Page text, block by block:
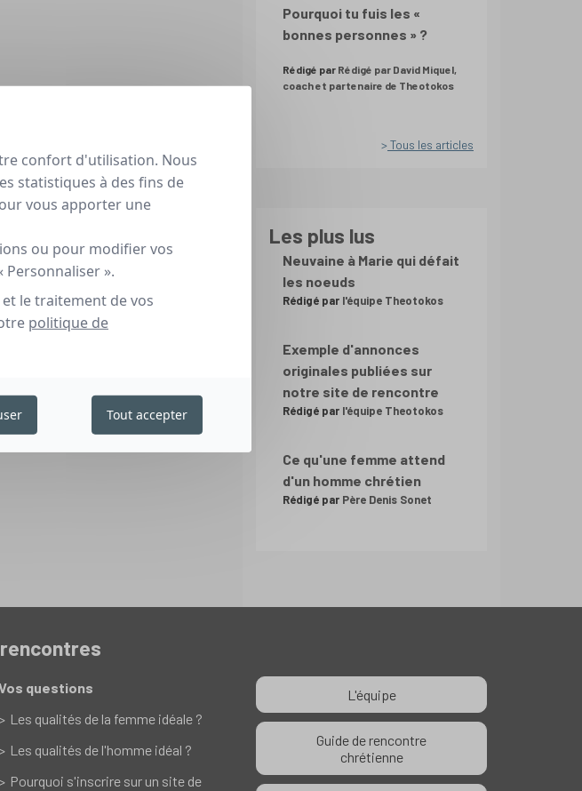
Pourquoi tu fuis les «
bonnes personnes » ?
Rédigé par Rédigé par David Miquel,
coach et partenaire de Theotokos
Tous les articles
Les plus lus
Neuvaine à Marie qui défait
les noeuds
Rédigé par l'équipe Theotokos
Exemple d'annonces
originales publiées sur
notre site de rencontre
Rédigé par l'équipe Theotokos
Ce qu'une femme attend
d'un homme chrétien
Rédigé par Père Denis Sonet
questions
Les qualités de la femme idéale ?
Les qualités de l'homme idéal ?
Pourquoi s'inscrire sur un site de
L'équipe
Guide de rencontre
chrétienne
confort d'utilisation. Nous
statistiques à des fins de
vous apporter une
ou pour modifier vos
».
le traitement de vos
politique de
Tout accepter